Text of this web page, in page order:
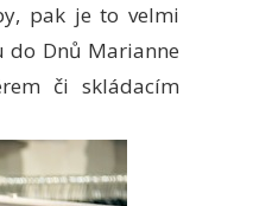
pak je to velmi
do Dnů Marianne
či skládacím